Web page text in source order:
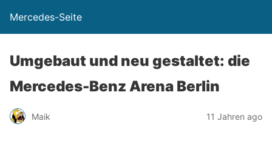
Mercedes-Seite
Umgebaut und neu gestaltet: die
Mercedes-Benz Arena Berlin
Maik 11 Jahren ago